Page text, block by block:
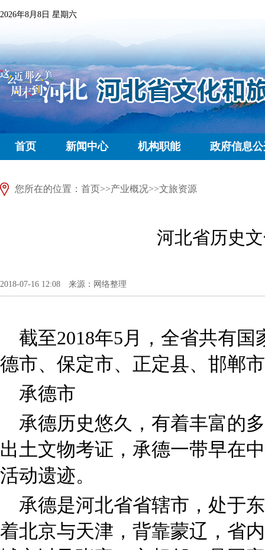
2026年8月8日 星期六
首页 新闻中心 机构职能 政府信息
您所在的位置： 首页>>产业概况>>文旅资源
河北省历史
2018-07-16 12:08 来源：网络整理
截至2018年5月，全省共有
德市、保定市、正定县、邯郸
承德市
承德历史悠久，有着丰富的
出土文物考证，承德一带早在
活动遗迹。
承德是河北省省辖市，处于
着北京与天津，背靠蒙辽，省